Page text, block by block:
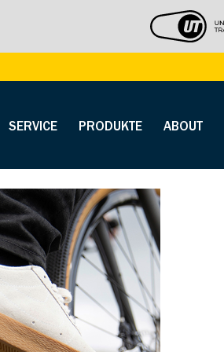
SERVICE PRODUKTE ABOUT